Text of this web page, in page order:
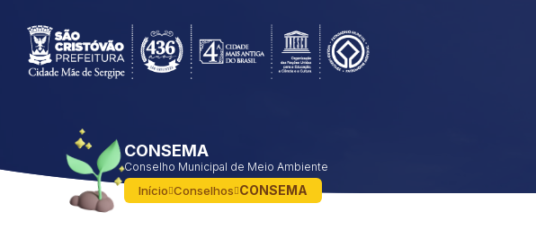
CONSEMA
Conselho Municipal de Meio Ambiente
Início Conselhos CONSEMA